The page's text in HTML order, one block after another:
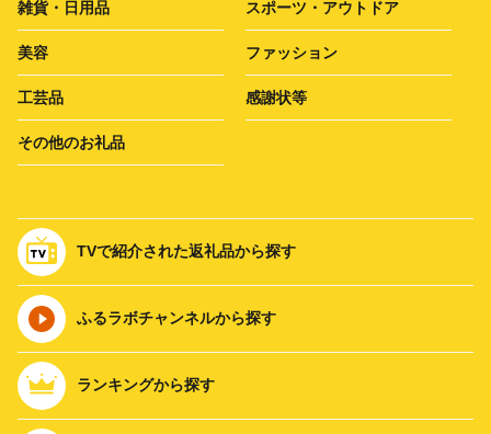
雑貨・日用品 スポーツ・アウトドア
美容 ファッション
工芸品 感謝状等
その他のお礼品
TVで紹介された返礼品から探す
ふるラボチャンネルから探す
ランキングから探す